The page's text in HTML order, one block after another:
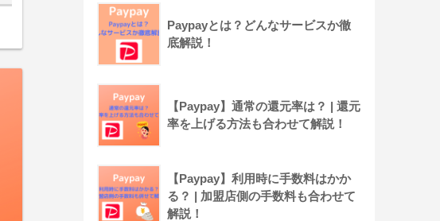
Paypayとは？どんなサービスか徹
底解説！
【Paypay】通常の還元率は？ | 還元
率を上げる方法も合わせて解説！
【Paypay】利用時に手数料はかか
る？ | 加盟店側の手数料も合わせて
解説！